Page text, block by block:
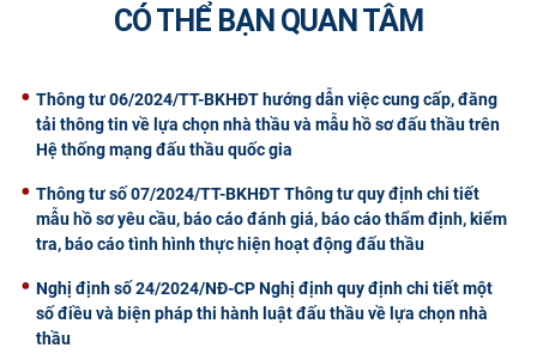
CÓ THỂ BẠN QUAN TÂM
Thông tư 06/2024/TT-BKHĐT hướng dẫn việc cung cấp, đăng
tải thông tin về lựa chọn nhà thầu và mẫu hồ sơ đấu thầu trên
Hệ thống mạng đấu thầu quốc gia
Thông tư số 07/2024/TT-BKHĐT Thông tư quy định chi tiết
mẫu hồ sơ yêu cầu, báo cáo đánh giá, báo cáo thẩm định, kiểm
tra, báo cáo tình hình thực hiện hoạt động đấu thầu
Nghị định số 24/2024/NĐ-CP Nghị định quy định chi tiết một
số điều và biện pháp thi hành luật đấu thầu về lựa chọn nhà
thầu